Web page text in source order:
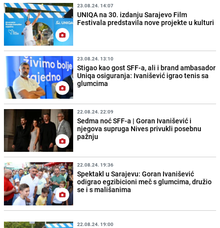
23.08.24. 14:07
UNIQA na 30. izdanju Sarajevo Film
Festivala predstavila nove projekte u kulturi
23.08.24. 13:10
Stigao kao gost SFF-a, ali i brand ambasador
Uniqa osiguranja: Ivanišević igrao tenis sa
glumcima
22.08.24. 22:09
Sedma noć SFF-a | Goran Ivanišević i
njegova supruga Nives privukli posebnu
pažnju
22.08.24. 19:36
Spektakl u Sarajevu: Goran Ivanišević
odigrao egzibicioni meč s glumcima, družio
se i s mališanima
22.08.24. 19:00